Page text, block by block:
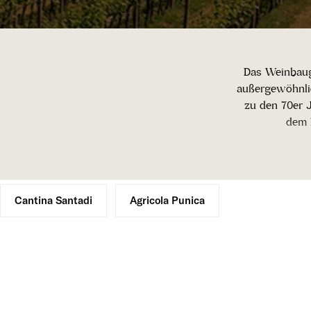
Das
zu den 70er
dem
Cantina Santadi Agricola Punica